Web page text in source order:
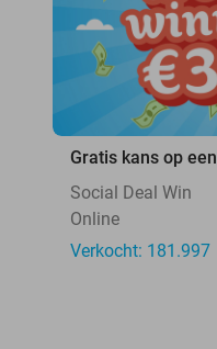
Gratis kans op
Social Deal Win
Online
Verkocht: 181.997